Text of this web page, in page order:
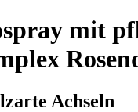
mit
Achseln